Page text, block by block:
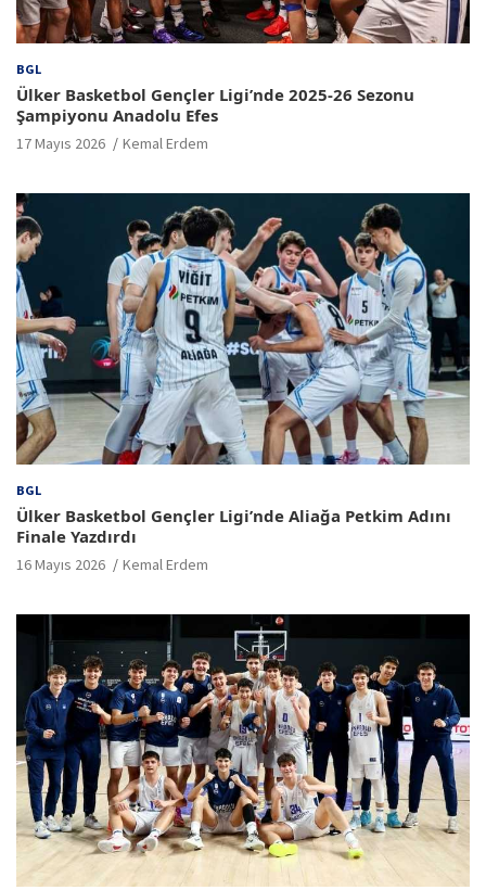
BGL
Ülker Basketbol Gençler Ligi’nde 2025-26 Sezonu
Şampiyonu Anadolu Efes
17 Mayıs 2026 Kemal Erdem
BGL
Ülker Basketbol Gençler Ligi’nde Aliağa Petkim Adını
Finale Yazdırdı
16 Mayıs 2026 Kemal Erdem